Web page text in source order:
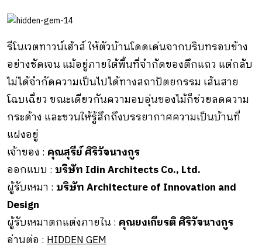
รีโนเวตทาวน์เฮ้าส์ ให้ตัวบ้านโดดเด่นจากบริบทรอบข้าง
อย่างชัดเจน แม้อยู่ภายใต้พื้นที่จํากัดของตึกแถว แต่กลับ
ไม่ได้จํากัดความเป็นไปได้ทางสถาปัตยกรรม เส้นสาย
โฉบเฉี่ยว ขณะเดียวกันความอบอุ่นของไม้ก็ช่วยลดความ
กระด้าง และชวนให้รู้สึกถึงบรรยากาศความเป็นบ้านที่
แฝงอยู่
เจ้าของ : คุณสุรีย์ ศิริวัจนางกูร
ออกแบบ : บริษัท Idin Architects Co., Ltd.
ผู้รับเหมา : บริษัท Architecture of Innovation and
Design
ผู้รับเหมาตกแต่งภายใน : คุณยงเกียรติ ศิริวัจนางกูร
อ่านต่อ : HIDDEN GEM